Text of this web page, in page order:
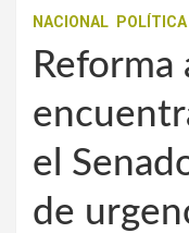
NACIONAL POLÍTICA
Reforma
el
de